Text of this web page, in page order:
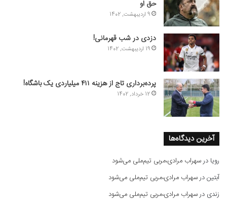
حق او
9 اردیبهشت, 1402
دزدی در شب قهرمانی!
19 اردیبهشت, 1402
پرده‌برداری تاج از هزینه ۴۱۱ میلیاردی یک باشگاه!
12 خرداد, 1402
آخرین دیدگاه‌ها
رویا درسهراب مرادی،مربی تیم‌ملی می‌شود
آبتیندرسهراب مرادی،مربی تیم‌ملی می‌شود
زندی درسهراب مرادی،مربی تیم‌ملی می‌شود